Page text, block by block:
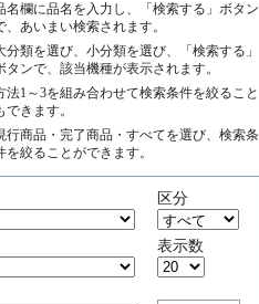
名欄に品名を入力し、「検索する」ボタン
、あいまい検索されます。
分類を選び、小分類を選び、「検索する」
タンで、該当機種が表示されます。
法1～3を組み合わせて検索条件を絞ること
できます。
行商品・完了商品・すべてを選び、検索条
を絞ることができます。
区分
表示数